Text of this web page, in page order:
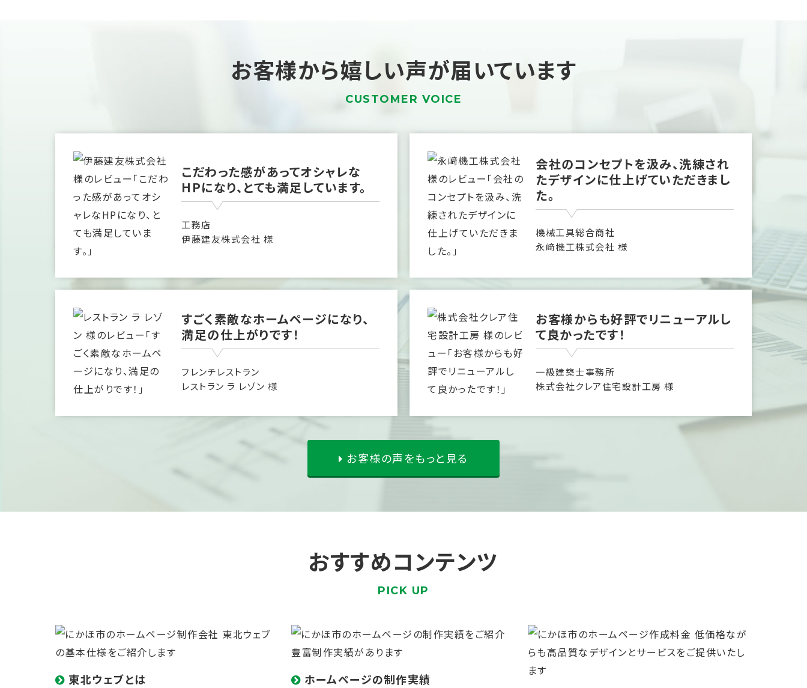
お客様から嬉しい声が届いています
CUSTOMER VOICE
こだわった感があってオシャレな
HPになり、とても満足しています。
工務店
伊藤建友株式会社 様
会社のコンセプトを汲み、洗練され
たデザインに仕上げていただきまし
た。
機械工具総合商社
永﨑機工株式会社 様
すごく素敵なホームページになり、
満足の仕上がりです！
フレンチレストラン
レストラン ラ レゾン 様
お客様からも好評でリニューアルし
て良かったです！
一級建築士事務所
株式会社クレア住宅設計工房 様
お客様の声をもっと見る
おすすめコンテンツ
PICK UP
東北ウェブとは ホームページの制作実績